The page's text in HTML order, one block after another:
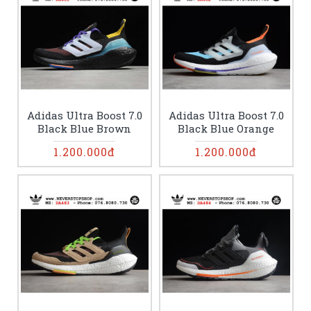
Adidas Ultra Boost 7.0
Black Blue Brown
1.200.000đ
Adidas Ultra Boost 7.0
Black Blue Orange
1.200.000đ